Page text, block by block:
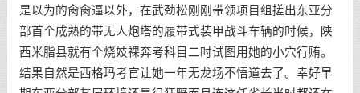
是以为的肏肏逼以外，在武劲松刚刚带领项目组搓出东亚分
部首个成熟的带无人炮塔的履带式装甲战斗车辆的时候，陕
西米脂县就有个烧妓裸奔考科目二时试图用她的小穴行贿。
结果自然是西格玛考官让她一年无龙场不悟道去了。幸好早